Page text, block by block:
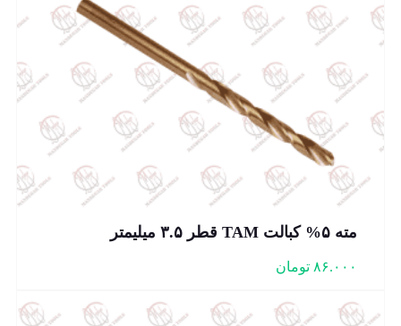
مته ۵% کبالت TAM قطر ۳.۵ میلیمتر
۸۶.۰۰۰ تومان